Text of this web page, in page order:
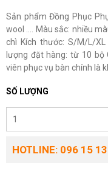
Sản phẩm Đồng Phục
wool …. Màu sắc: nhiều
chì Kích thước: S/M/L/
lượng đặt hàng: từ 10 bộ
viên phục vụ bàn chính là
SỐ LƯỢNG
HOTLINE: 096 15